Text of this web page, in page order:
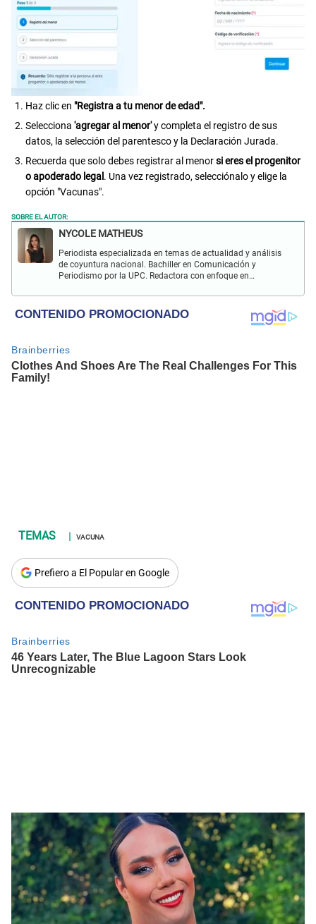
Haz clic en "Registra a tu menor de edad".
Selecciona 'agregar al menor'y completa el registro de sus
datos, la selección del parentesco y la Declaración Jurada.
Recuerda que solo debes registrar al menorsi eres el progenitor
o apoderado legal . Una vez registrado, selecciónalo y elige la
opción "Vacunas".
SOBRE EL AUTOR:
NYCOLE MATHEUS
Periodista especializada en temas de actualidad y análisis
de coyuntura nacional. Bachiller en Comunicación y
Periodismo por la UPC. Redactora con enfoque en
revista Wapa.
VACUNA
Prefiero a El Popular en Google